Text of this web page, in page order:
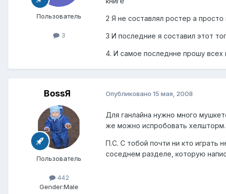
Пользователь
3
2 Я не составлял ростер а
3 И последние я составил этот
4. И самое последнне прошу всех
BossЯ
Пользователь
442
Gender:Male
Опубликовано 15 мая, 2008
Для ганлайна нужно много
же можно испробовать
П.С. С тобой почти ни кто играть
соседнем разделе, которую